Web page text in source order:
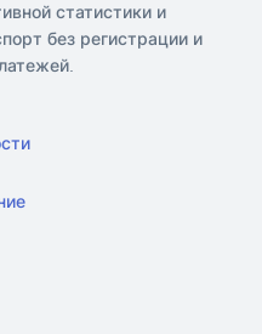
статистики и
без регистрации и